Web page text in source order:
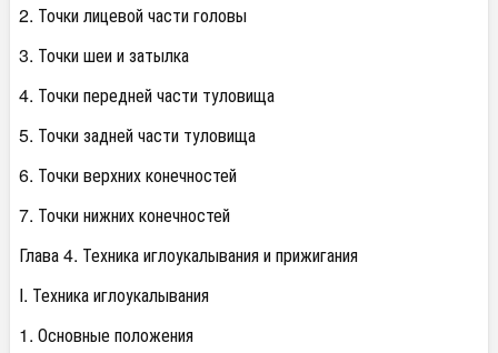
2. Точки лицевой части головы
3. Точки шеи и затылка
4. Точки передней части туловища
5. Точки задней части туловища
6. Точки верхних конечностей
7. Точки нижних конечностей
Глава 4. Техника иглоукалывания и прижигания
I. Техника иглоукалывания
1. Основные положения